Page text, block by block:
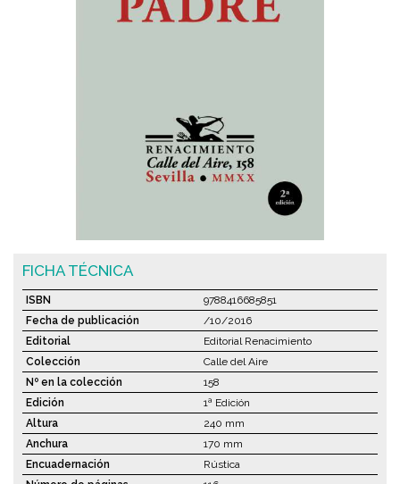
FICHA TÉCNICA
ISBN
9788416685851
Fecha de publicación
/10/2016
Editorial
Editorial Renacimiento
Colección
Calle del Aire
Nº en la colección
158
Edición
1ª Edición
Altura
240 mm
Anchura
170 mm
Encuadernación
Rústica